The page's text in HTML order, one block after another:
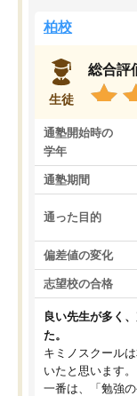
柏校
生徒
総合評
通塾開始時の
学年
通塾期間
通った目的
偏差値の変化
志望校の合格
良い先生が多く
た。
キミノスクール
いたと思います。
一番は、「勉強